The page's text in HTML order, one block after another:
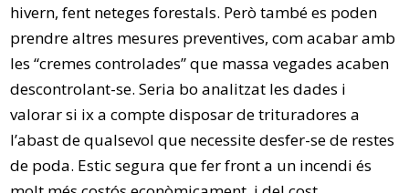
hivern, fent neteges forestals. Però també es poden
prendre altres mesures preventives, com acabar amb
les “cremes controlades” que massa vegades acaben
descontrolant-se. Seria bo analitzat les dades i
valorar si ix a compte disposar de trituradores a
l’abast de qualsevol que necessite desfer-se de restes
de poda. Estic segura que fer front a un incendi és